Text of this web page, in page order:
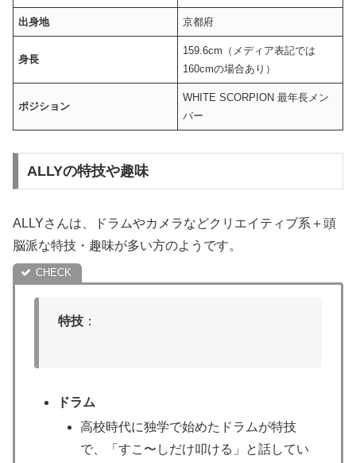
出身地 京都府
身長
159.6cm（メディア表記では
160cmの場合あり）
ポジション
WHITE SCORPION 最年長メン
バー
ALLYの特技や趣味
ALLYさんは、ドラムやカメラなどクリエイティブ系＋頭
脳派な特技・趣味が多い方のようです。
特技 ：
ドラム
高校時代に独学で始めたドラムが特技
で、「すこ〜しだけ叩ける」と話してい